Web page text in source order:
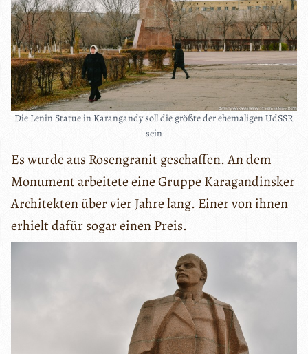
Die Lenin Statue in Karangandy soll die größte der ehemaligen UdSSR
sein
Es wurde aus Rosengranit geschaffen. An dem
Monument arbeitete eine Gruppe Karagandinsker
Architekten über vier Jahre lang. Einer von ihnen
erhielt dafür sogar einen Preis.